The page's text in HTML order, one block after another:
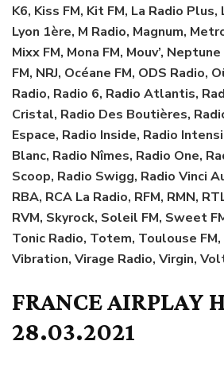
K6, Kiss FM, Kit FM, La Radio
Lyon 1ère, M Radio, Magnum,
Mixx FM, Mona FM, Mouv’,
FM, NRJ, Océane FM, ODS Radio,
Radio, Radio 6, Radio Atlantis,
Cristal, Radio Des Boutières,
Espace, Radio Inside, Radio
Blanc, Radio Nîmes, Radio One,
Scoop, Radio Swigg, Radio Vinci
RBA, RCA La Radio, RFM, RMN,
RVM, Skyrock, Soleil FM, Sweet
Tonic Radio, Totem, Toulouse FM,
Vibration, Virage Radio, Virgin,
FRANCE AIRPLAY
28.03.2021